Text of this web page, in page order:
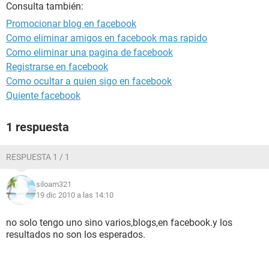
Consulta también:
Promocionar blog en facebook
Como eliminar amigos en facebook mas rapido
Como eliminar una pagina de facebook
Registrarse en facebook
Como ocultar a quien sigo en facebook
Quiente facebook
1 respuesta
RESPUESTA 1 / 1
siloam321
19 dic 2010 a las 14:10
no solo tengo uno sino varios,blogs,en facebook.y los
resultados no son los esperados.